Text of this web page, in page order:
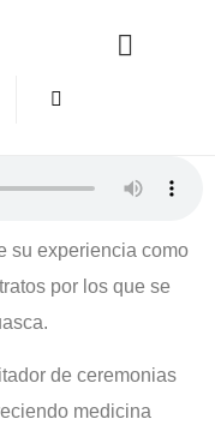
su experiencia como
por los que se
de ceremonias
medicina